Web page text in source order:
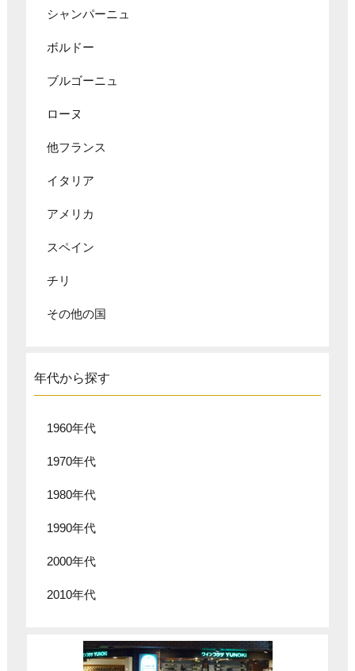
シャンパーニュ
ボルドー
ブルゴーニュ
ローヌ
他フランス
イタリア
アメリカ
スペイン
チリ
その他の国
年代から探す
1960年代
1970年代
1980年代
1990年代
2000年代
2010年代